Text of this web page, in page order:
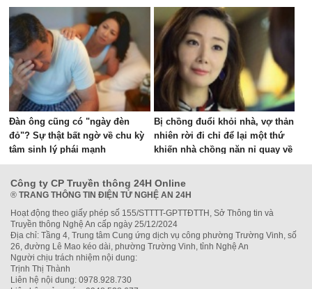
vài triệu đồng mỗi tháng
Đàn ông cũng có "ngày đèn
đỏ"? Sự thật bất ngờ về chu kỳ
tâm sinh lý phái mạnh
Bị chồng đuổi khỏi nhà, vợ thản
nhiên rời đi chỉ để lại một thứ
khiến nhà chồng năn nỉ quay về
Công ty CP Truyền thông 24H Online
® TRANG THÔNG TIN ĐIỆN TỬ NGHỆ AN 24H
Hoạt động theo giấy phép số 155/STTTT-GPTTĐTTH, Sở Thông tin và
Truyền thông Nghệ An cấp ngày 25/12/2024
Địa chỉ: Tầng 4, Trung tâm Cung ứng dịch vụ công phường Trường Vinh, số
26, đường Lê Mao kéo dài, phường Trường Vinh, tỉnh Nghệ An
Người chịu trách nhiệm nội dung:
Trịnh Thị Thành
Liên hệ nội dung: 0978.928.730